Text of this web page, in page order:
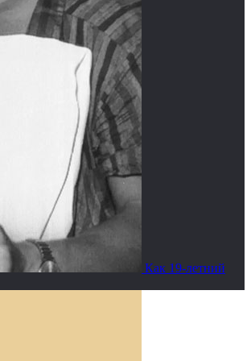
Как 19-летний